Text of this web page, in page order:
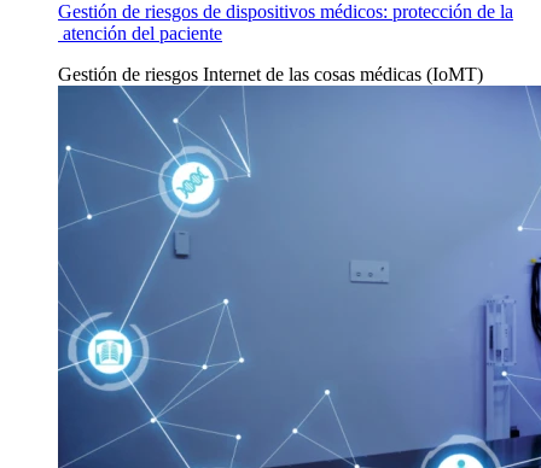
Gestión de riesgos de dispositivos médicos: protección de la
atención del paciente
Gestión de riesgos Internet de las cosas médicas (IoMT)